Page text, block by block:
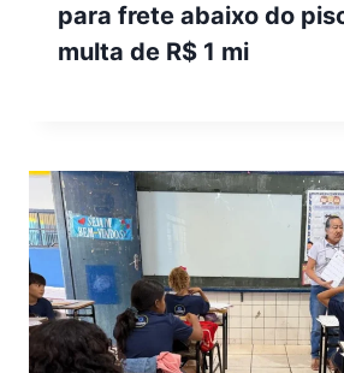
para frete abaixo do
multa de R$ 1 mi